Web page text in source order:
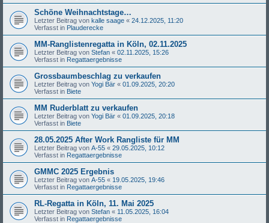
Schöne Weihnachtstage…
Letzter Beitrag von kalle saage « 24.12.2025, 11:20
Verfasst in Plauderecke
MM-Ranglistenregatta in Köln, 02.11.2025
Letzter Beitrag von Stefan « 02.11.2025, 15:26
Verfasst in Regattaergebnisse
Grossbaumbeschlag zu verkaufen
Letzter Beitrag von Yogi Bär « 01.09.2025, 20:20
Verfasst in Biete
MM Ruderblatt zu verkaufen
Letzter Beitrag von Yogi Bär « 01.09.2025, 20:18
Verfasst in Biete
28.05.2025 After Work Rangliste für MM
Letzter Beitrag von A-55 « 29.05.2025, 10:12
Verfasst in Regattaergebnisse
GMMC 2025 Ergebnis
Letzter Beitrag von A-55 « 19.05.2025, 19:46
Verfasst in Regattaergebnisse
RL-Regatta in Köln, 11. Mai 2025
Letzter Beitrag von Stefan « 11.05.2025, 16:04
Verfasst in Regattaergebnisse